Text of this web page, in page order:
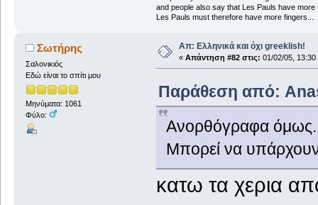
and people also say that Les Pauls have more
Les Pauls must therefore have more fingers...
Σωτήρης
Σαλονικιός
Εδώ είναι το σπίτι μου
Μηνύματα: 1061
Φύλο:
Απ: Ελληνικά και όχι greeklish!
« Απάντηση #82 στις: 01/02/05, 13:30
Παράθεση από:
Ανορθόγραφα
Μπορεί να
κατω τα χερια